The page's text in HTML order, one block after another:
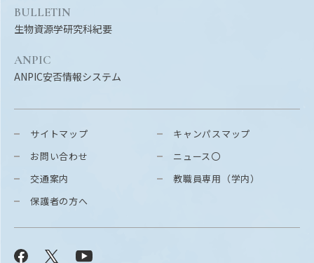
サイトマップ
お問い合わせ
交通案内
保護者の方へ
Facebook
キャンパスマップ
ニュース〇
教職員専用（学内）
BULLETIN
生物資源学研究科紀要
ANPIC
ANPIC安否情報システム